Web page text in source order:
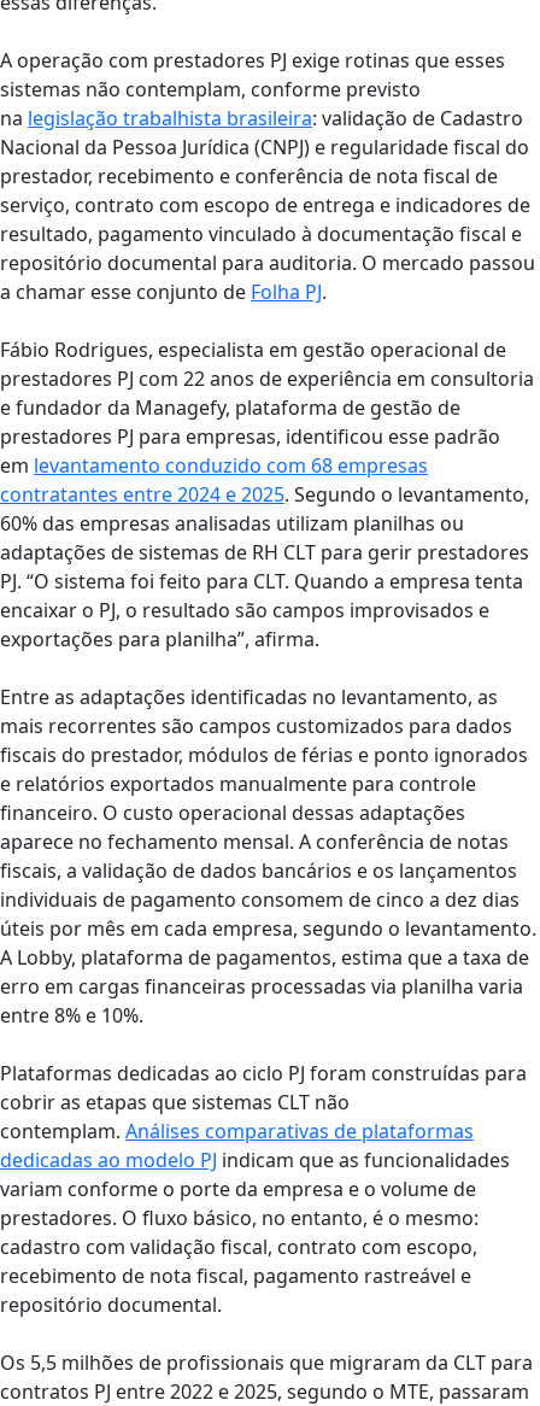
A operação com prestadores PJ exige rotinas que esses
sistemas não contemplam, conforme previsto
na legislação trabalhista brasileira: validação de Cadastro
Nacional da Pessoa Jurídica (CNPJ) e regularidade fiscal do
prestador, recebimento e conferência de nota fiscal de
serviço, contrato com escopo de entrega e indicadores de
resultado, pagamento vinculado à documentação fiscal e
repositório documental para auditoria. O mercado passou
a chamar esse conjunto de Folha PJ.
Fábio Rodrigues, especialista em gestão operacional de
prestadores PJ com 22 anos de experiência em consultoria
e fundador da Managefy, plataforma de gestão de
prestadores PJ para empresas, identificou esse padrão
em levantamento conduzido com 68 empresas
contratantes entre 2024 e 2025. Segundo o levantamento,
60% das empresas analisadas utilizam planilhas ou
adaptações de sistemas de RH CLT para gerir prestadores
PJ. “O sistema foi feito para CLT. Quando a empresa tenta
encaixar o PJ, o resultado são campos improvisados e
exportações para planilha”, afirma.
Entre as adaptações identificadas no levantamento, as
mais recorrentes são campos customizados para dados
fiscais do prestador, módulos de férias e ponto ignorados
e relatórios exportados manualmente para controle
financeiro. O custo operacional dessas adaptações
aparece no fechamento mensal. A conferência de notas
fiscais, a validação de dados bancários e os lançamentos
individuais de pagamento consomem de cinco a dez dias
úteis por mês em cada empresa, segundo o levantamento.
A Lobby, plataforma de pagamentos, estima que a taxa de
erro em cargas financeiras processadas via planilha varia
entre 8% e 10%.
Plataformas dedicadas ao ciclo PJ foram construídas para
cobrir as etapas que sistemas CLT não
contemplam. Análises comparativas de plataformas
dedicadas ao modelo PJ indicam que as funcionalidades
variam conforme o porte da empresa e o volume de
prestadores. O fluxo básico, no entanto, é o mesmo:
cadastro com validação fiscal, contrato com escopo,
recebimento de nota fiscal, pagamento rastreável e
repositório documental.
Os 5,5 milhões de profissionais que migraram da CLT para
contratos PJ entre 2022 e 2025, segundo o MTE, passaram